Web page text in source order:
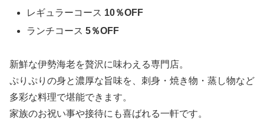
レギュラーコース 10％OFF
ランチコース5％OFF
新鮮な伊勢海老を贅沢に味わえる専門店。
ぷりぷりの身と濃厚な旨味を、刺身・焼き物・蒸し物など
多彩な料理で堪能できます。
家族のお祝い事や接待にも喜ばれる一軒です。